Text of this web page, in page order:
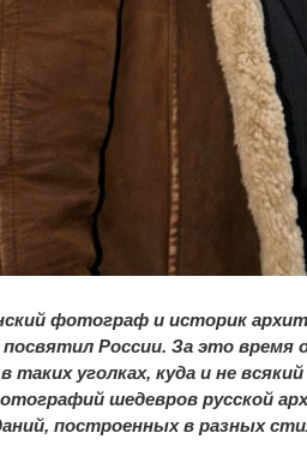
фотограф и историк
посвятил России. За это время
таких уголках, куда и не
шедевров русской
построенных в разных